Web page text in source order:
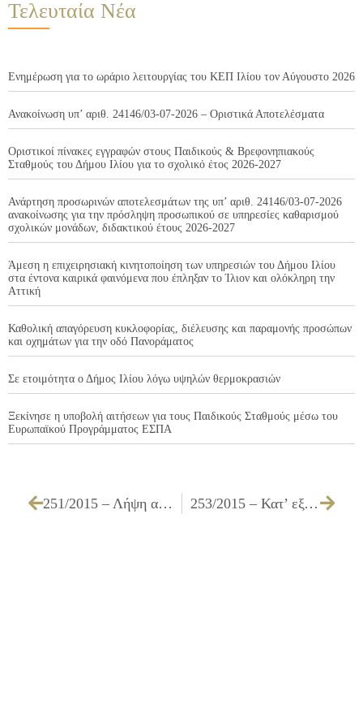
Τελευταία Νέα
Ενημέρωση για το ωράριο λειτουργίας του ΚΕΠ Ιλίου τον Αύγουστο 2026
Ανακοίνωση υπ’ αριθ. 24146/03-07-2026 – Οριστικά Αποτελέσματα
Οριστικοί πίνακες εγγραφών στους Παιδικούς & Βρεφονηπιακούς
Σταθμούς του Δήμου Ιλίου για το σχολικό έτος 2026-2027
Ανάρτηση προσωρινών αποτελεσμάτων της υπ’ αριθ. 24146/03-07-2026
ανακοίνωσης για την πρόσληψη προσωπικού σε υπηρεσίες καθαρισμού
σχολικών μονάδων, διδακτικού έτους 2026-2027
Άμεση η επιχειρησιακή κινητοποίηση των υπηρεσιών του Δήμου Ιλίου
στα έντονα καιρικά φαινόμενα που έπληξαν το Ίλιον και ολόκληρη την
Αττική
Καθολική απαγόρευση κυκλοφορίας, διέλευσης και παραμονής προσώπων
και οχημάτων για την οδό Πανοράματος
Σε ετοιμότητα ο Δήμος Ιλίου λόγω υψηλών θερμοκρασιών
Ξεκίνησε η υποβολή αιτήσεων για τους Παιδικούς Σταθμούς μέσω του
Ευρωπαϊκού Προγράμματος ΕΣΠΑ
251/2015 – Λήψη απόφασης για χορήγηση 1ης παράτασης προθεσμίας εκτέλεσης του έργου ΑΝΑΚΑΤΑΣΚΕΥΗ ΚΑΤΕΣΤΡΑΜΜΕΝΩΝ ΚΑΙ ΚΑΤΑΣΚΕΥΗ ΝΕΩΝ ΠΕΖΟΔΡΟΜΙΩΝ ΤΟΥ ΔΗΜΟΥ ΕΡΓ. Α2/14 253/2015 – Κατ’ εξαίρεση άδεια οδήγησης επιβατικών οχημάτων του Δήμου Ιλίου